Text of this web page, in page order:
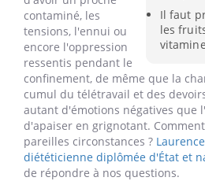
Il faut
les
contaminé, les
tensions, l'ennui ou
encore l'oppression
ressentis pendant le
confinement, de même que la
cumul du télétravail et des
autant d'émotions négatives que
d'apaiser en grignotant.
pareilles circonstances ?
diététicienne diplômée d'État et
de répondre à nos questions.